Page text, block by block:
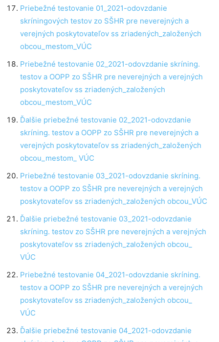
Priebežné testovanie 01_2021-odovzdanie
skríningových testov zo SŠHR pre neverejných a
verejných poskytovateľov ss zriadených_založených
obcou_mestom_VÚC
Priebežné testovanie 02_2021-odovzdanie skríning.
testov a OOPP zo SŠHR pre neverejných a verejných
poskytovateľov ss zriadených_založených
obcou_mestom_VÚC
Ďalšie priebežné testovanie 02_2021-odovzdanie
skríning. testov a OOPP zo SŠHR pre neverejných a
verejných poskytovateľov ss zriadených_založených
obcou_mestom_ VÚC
Priebežné testovanie 03_2021-odovzdanie skríning.
testov a OOPP zo SŠHR pre neverejných a verejných
poskytovateľov ss zriadených_založených obcou_VÚC
Ďalšie priebežné testovanie 03_2021-odovzdanie
skríning. testov zo SŠHR pre neverejných a verejných
poskytovateľov ss zriadených_založených obcou_
VÚC
Priebežné testovanie 04_2021-odovzdanie skríning.
testov a OOPP zo SŠHR pre neverejných a verejných
poskytovateľov ss zriadených_založených obcou_
VÚC
Ďalšie priebežné testovanie 04_2021-odovzdanie